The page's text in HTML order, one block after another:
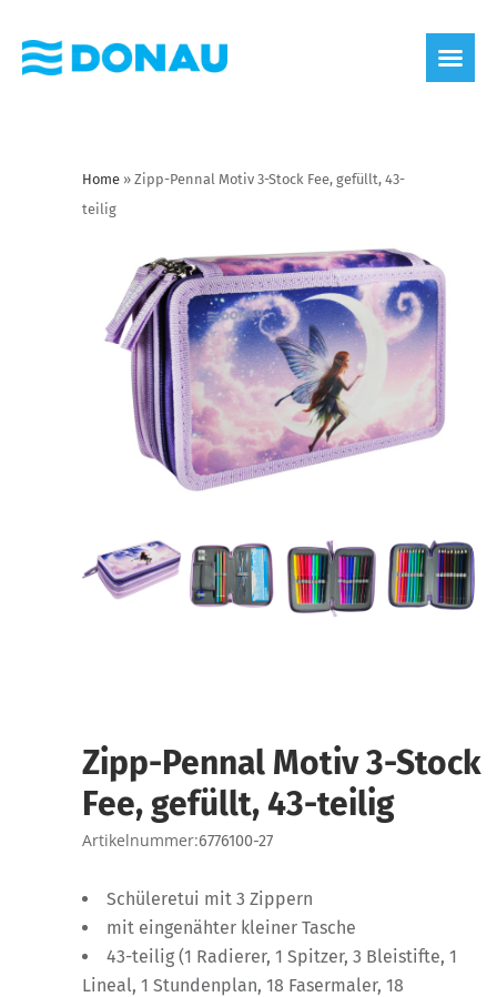
Home » Zipp-Pennal Motiv 3-Stock Fee, gefüllt, 43-
teilig
Zipp-Pennal Motiv 3-Stock
Fee, gefüllt, 43-teilig
Artikelnummer:6776100-27
Schüleretui mit 3 Zippern
mit eingenähter kleiner Tasche
43-teilig (1 Radierer, 1 Spitzer, 3 Bleistifte, 1
Lineal, 1 Stundenplan, 18 Fasermaler, 18